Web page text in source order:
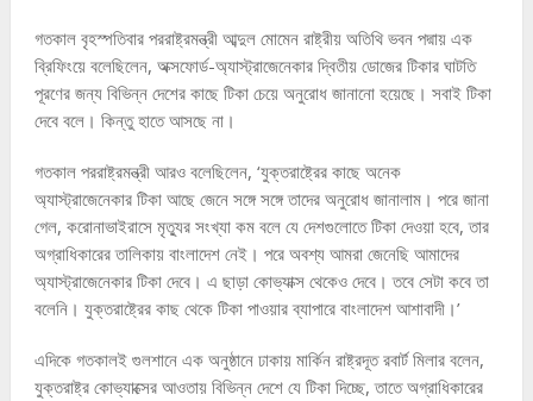
গতকাল বৃহস্পতিবার পররাষ্ট্রমন্ত্রী আব্দুল মোমেন রাষ্ট্রীয় অতিথি ভবন পদ্মায় এক
ব্রিফিংয়ে বলেছিলেন, অক্সফোর্ড-অ্যাস্ট্রাজেনেকার দ্বিতীয় ডোজের টিকার ঘাটতি
পূরণের জন্য বিভিন্ন দেশের কাছে টিকা চেয়ে অনুরোধ জানানো হয়েছে। সবাই টিকা
দেবে বলে। কিন্তু হাতে আসছে না।
গতকাল পররাষ্ট্রমন্ত্রী আরও বলেছিলেন, ‘যুক্তরাষ্ট্রের কাছে অনেক
অ্যাস্ট্রাজেনেকার টিকা আছে জেনে সঙ্গে সঙ্গে তাদের অনুরোধ জানালাম। পরে জানা
গেল, করোনাভাইরাসে মৃত্যুর সংখ্যা কম বলে যে দেশগুলোতে টিকা দেওয়া হবে, তার
অগ্রাধিকারের তালিকায় বাংলাদেশ নেই। পরে অবশ্য আমরা জেনেছি আমাদের
অ্যাস্ট্রাজেনেকার টিকা দেবে। এ ছাড়া কোভ্যাক্স থেকেও দেবে। তবে সেটা কবে তা
বলেনি। যুক্তরাষ্ট্রের কাছ থেকে টিকা পাওয়ার ব্যাপারে বাংলাদেশ আশাবাদী।’
এদিকে গতকালই গুলশানে এক অনুষ্ঠানে ঢাকায় মার্কিন রাষ্ট্রদূত রবার্ট মিলার বলেন,
যুক্তরাষ্ট্র কোভ্যাক্সের আওতায় বিভিন্ন দেশে যে টিকা দিচ্ছে, তাতে অগ্রাধিকারের